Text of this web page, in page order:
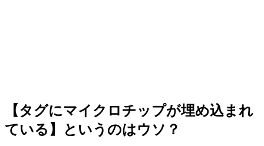
【タグにマイクロチップが埋め込まれ
ている】というのはウソ？